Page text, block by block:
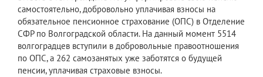
самостоятельно, добровольно уплачивая взносы на
обязательное пенсионное страхование (ОПС) в Отделение
СФР по Волгоградской области. На данный момент 5514
волгоградцев вступили в добровольные правоотношения
по ОПС, а 262 самозанятых уже заботятся о будущей
пенсии, уплачивая страховые взносы.